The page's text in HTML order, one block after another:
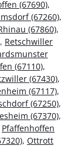
(67690),
(67260),
(67860),
, Retschwiller
(67110),
(67430),
(67117),
(67250),
(67370),
Pfaffenhoffen
, Ottrott